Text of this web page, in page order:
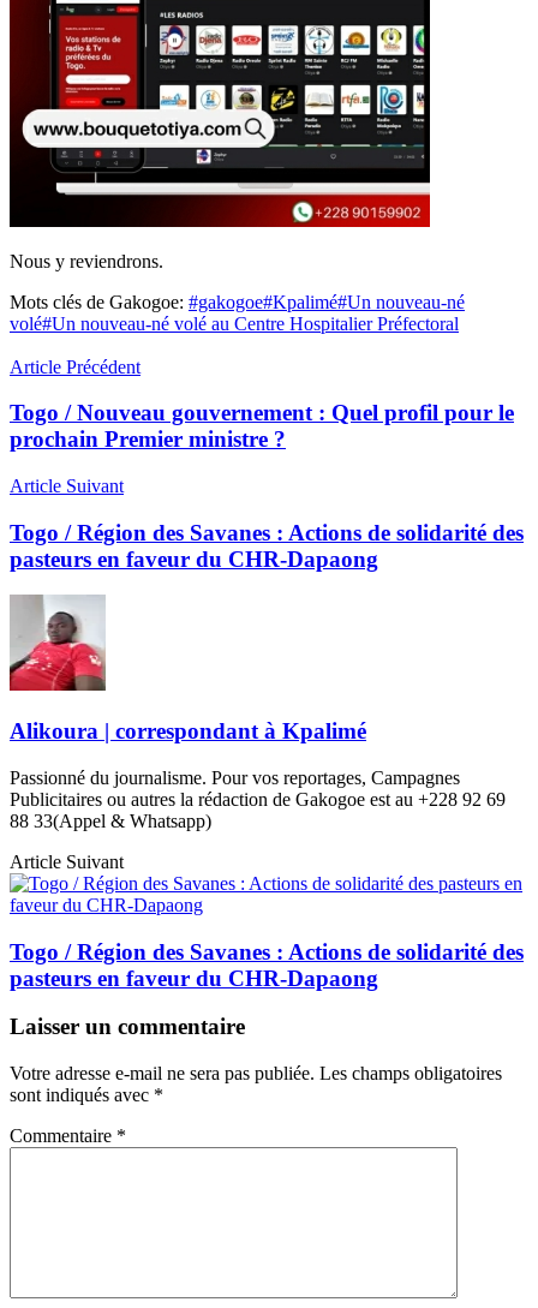
Nous y reviendrons.
Mots clés de Gakogoe: #gakogoe#Kpalimé#Un nouveau-né
volé#Un nouveau-né volé au Centre Hospitalier Préfectoral
Article Précédent
Togo / Nouveau gouvernement : Quel profil pour le
prochain Premier ministre ?
Article Suivant
Togo / Région des Savanes : Actions de solidarité des
pasteurs en faveur du CHR-Dapaong
Alikoura | correspondant à Kpalimé
Passionné du journalisme. Pour vos reportages, Campagnes
Publicitaires ou autres la rédaction de Gakogoe est au +228 92 69
88 33(Appel & Whatsapp)
Article Suivant
Togo / Région des Savanes : Actions de solidarité des
pasteurs en faveur du CHR-Dapaong
Laisser un commentaire
Votre adresse e-mail ne sera pas publiée. Les champs obligatoires
sont indiqués avec *
Commentaire *